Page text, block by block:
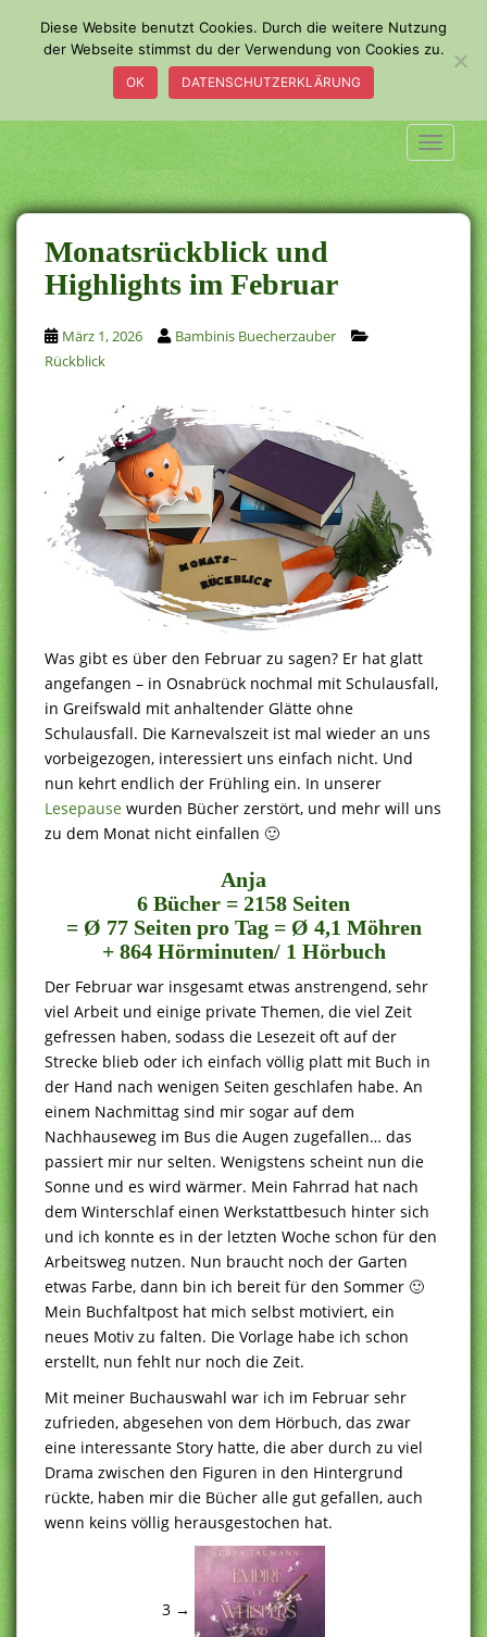
a
i
n
c
o
n
t
e
n
t
Monatsrückblick und
Highlights im Februar
März 1, 2026
Bambinis Buecherzauber
Rückblick
Was gibt es über den Februar zu sagen? Er hat glatt
angefangen – in Osnabrück nochmal mit Schulausfall,
in Greifswald mit anhaltender Glätte ohne
Schulausfall. Die Karnevalszeit ist mal wieder an uns
vorbeigezogen, interessiert uns einfach nicht. Und
nun kehrt endlich der Frühling ein. In unserer
Lesepause wurden Bücher zerstört, und mehr will uns
zu dem Monat nicht einfallen 🙂
Anja
6 Bücher = 2158 Seiten
= Ø 77 Seiten pro Tag = Ø 4,1 Möhren
+ 864 Hörminuten/ 1 Hörbuch
Der Februar war insgesamt etwas anstrengend, sehr
viel Arbeit und einige private Themen, die viel Zeit
gefressen haben, sodass die Lesezeit oft auf der
Strecke blieb oder ich einfach völlig platt mit Buch in
der Hand nach wenigen Seiten geschlafen habe. An
einem Nachmittag sind mir sogar auf dem
Nachhauseweg im Bus die Augen zugefallen… das
passiert mir nur selten. Wenigstens scheint nun die
Sonne und es wird wärmer. Mein Fahrrad hat nach
dem Winterschlaf einen Werkstattbesuch hinter sich
und ich konnte es in der letzten Woche schon für den
Arbeitsweg nutzen. Nun braucht noch der Garten
etwas Farbe, dann bin ich bereit für den Sommer 🙂
Mein Buchfaltpost hat mich selbst motiviert, ein
neues Motiv zu falten. Die Vorlage habe ich schon
erstellt, nun fehlt nur noch die Zeit.
Mit meiner Buchauswahl war ich im Februar sehr
zufrieden, abgesehen von dem Hörbuch, das zwar
eine interessante Story hatte, die aber durch zu viel
Drama zwischen den Figuren in den Hintergrund
rückte, haben mir die Bücher alle gut gefallen, auch
wenn keins völlig herausgestochen hat.
3 →
Diese Website benutzt Cookies. Durch die weitere Nutzung
der Webseite stimmst du der Verwendung von Cookies zu.
OK DATENSCHUTZERKLÄRUNG